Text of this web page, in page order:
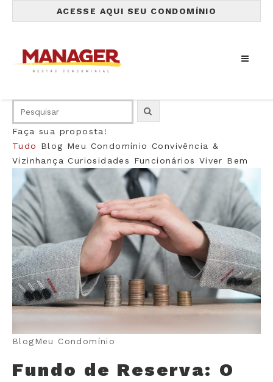
ACESSE AQUI SEU CONDOMÍNIO
Faça sua proposta!
Tudo
Blog Meu Condomínio Convivência &
Vizinhança Curiosidades Funcionários Viver Bem
BlogMeu Condomínio
Fundo de Reserva: O